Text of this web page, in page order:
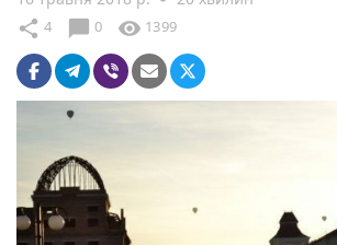
share 4 chat_bubble 0 visibility 1399